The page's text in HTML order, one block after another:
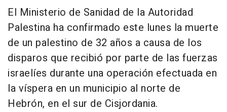
El Ministerio de Sanidad de la Autoridad
Palestina ha confirmado este lunes la muerte
de un palestino de 32 años a causa de los
disparos que recibió por parte de las fuerzas
israelíes durante una operación efectuada en
la víspera en un municipio al norte de
Hebrón, en el sur de Cisjordania.